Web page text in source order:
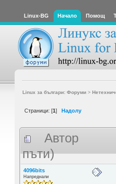
Linux-BG Начало Помощ
Linux за българи: Форуми>
Страници: [1] Надолу
Автор
пъти)
4096bits
Напреднали